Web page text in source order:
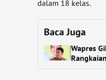
dalam 18 kelas.
Baca Juga
Wapres